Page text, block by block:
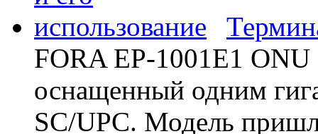
FORA EP-1001E1 ONU
оснащенный одним
SC/UPC. Модель